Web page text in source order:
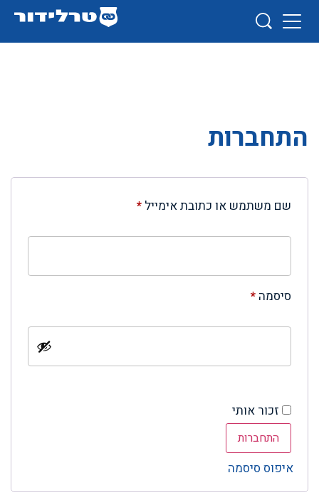
התחברות
שם משתמש או כתובת אימייל *
סיסמה *
זכור אותי
התחברות
איפוס סיסמה